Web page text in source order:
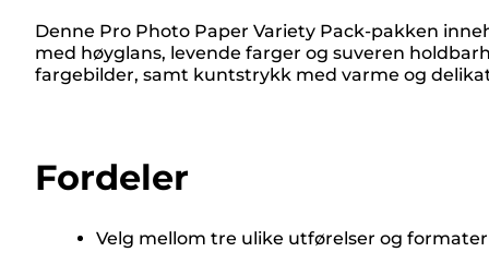
Denne Pro Photo Paper Variety Pack-pakken
med høyglans, levende farger og suveren
fargebilder, samt kuntstrykk med varme og
Fordeler
Velg mellom tre ulike utførelser og formater